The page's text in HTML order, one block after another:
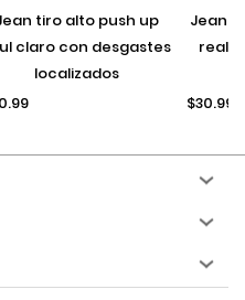
up
claro con desgastes
localizados
jean push up negro con
$30.99